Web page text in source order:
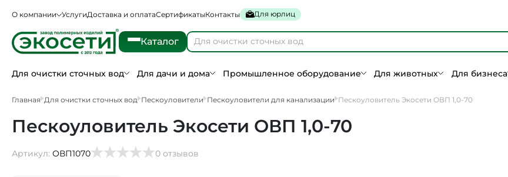
О компании УслугиДоставка и оплатаСертификатыКонтакты Для юрлиц
Каталог
Для очистки сточных вод Для дачи и дома Промышленное оборудование Для животных Для бизнеса
Главная Для очистки сточных вод Пескоуловители Пескоуловители для канализации Пескоуловитель Экосети ОВП 1,0-70
Пескоуловитель Экосети ОВП 1,0-70
Артикул: ОВП1070 0 отзывов